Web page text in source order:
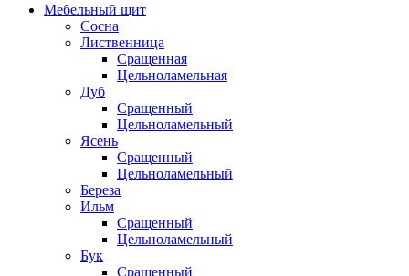
Мебельный щит
Сосна
Лиственница
Сращенная
Цельноламельная
Дуб
Сращенный
Цельноламельный
Ясень
Сращенный
Цельноламельный
Береза
Ильм
Сращенный
Цельноламельный
Бук
Сращенный